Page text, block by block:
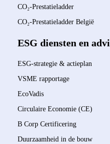
CO₂-Prestatieladder
CO₂-Prestatieladder België
ESG diensten en
ESG-strategie & actieplan
VSME rapportage
EcoVadis
Circulaire Economie (CE)
B Corp Certificering
Duurzaamheid in de bouw